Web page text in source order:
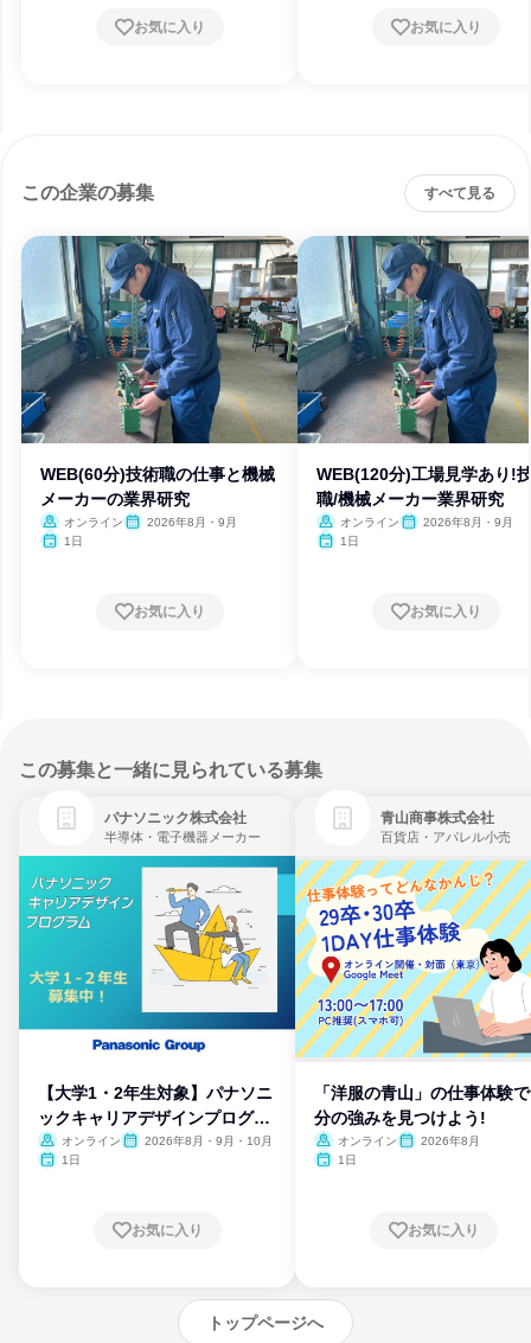
お気に入り お気に入り
この企業の募集 すべて見る
WEB(60分)技術職の仕事と機械
メーカーの業界研究
オンライン
2026年8月・9月
1日
お気に入り
WEB(120分)工場見学あり!
職/機械メーカー業界研究
オンライン
2026年8月・9月
1日
お気に入り
この募集と一緒に見られている募集
パナソニック株式会社
半導体・電子機器メーカー
【大学1・2年生対象】パナソニ
ックキャリアデザインプログラ
ム
オンライン
2026年8月・9月・10月
1日
お気に入り
青山商事株式会社
百貨店・アパレル小売
「洋服の青山」の仕事体験
分の強みを見つけよう!
オンライン
2026年8月
1日
お気に入り
トップページへ